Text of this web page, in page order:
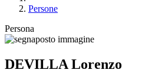
Persone
Persona
DEVILLA Lorenzo